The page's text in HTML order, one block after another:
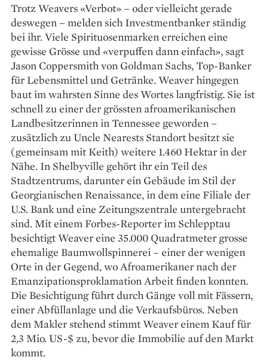
Trotz Weavers «Verbot» – oder vielleicht gerade
deswegen – melden sich Investmentbanker ständig
bei ihr. Viele Spirituosenmarken erreichen eine
gewisse Grösse und «verpuffen dann einfach», sagt
Jason Coppersmith von Goldman Sachs, Top-Banker
für Lebensmittel und Getränke. ­Weaver hingegen
baut im wahrsten Sinne des Wortes langfristig. Sie ist
schnell zu einer der grössten ­afroamerikanischen
Landbesitzerinnen in Tennessee geworden –
zusätzlich zu Uncle Nearests Standort besitzt sie
(gemeinsam mit Keith) weitere 1.460 Hektar in der
Nähe. In Shelby­ville gehört ihr ein Teil des
Stadtzentrums, darunter ein Gebäude im Stil der
Georgianischen Renaissance, in dem eine Filiale der
U.S. Bank und eine Zeitungszentrale untergebracht
sind. Mit einem Forbes-Reporter im Schlepptau
besichtigt Weaver eine 35.000 Quadratmeter grosse
ehemalige Baumwollspinnerei – einer der wenigen
Orte in der Gegend, wo Afroamerikaner nach der
Emanzipationsproklamation Arbeit finden konnten.
Die Besichtigung führt durch Gänge voll mit Fässern,
­einer Abfüllanlage und die Verkaufsbüros. Neben
dem Makler stehend stimmt Weaver einem Kauf für
2,3 Mio. US-$ zu, bevor die Immobilie auf den Markt
kommt.